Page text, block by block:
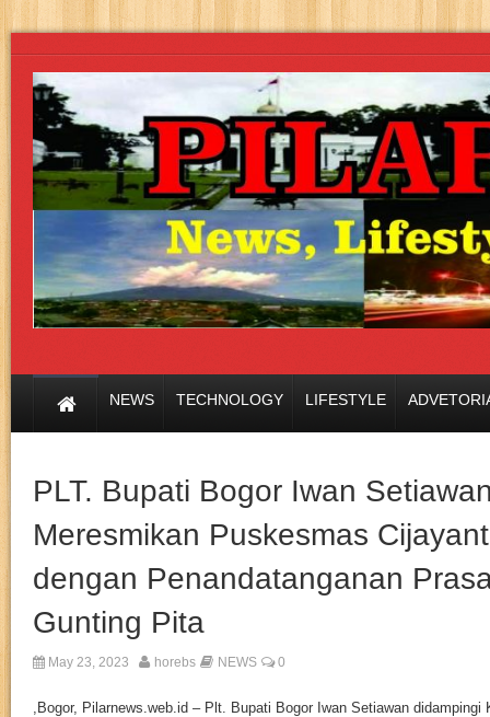
NEWS TECHNOLOGY LIFESTYLE
PLT. Bupati Bogor Iwan
Meresmikan Puskesmas
dengan Penandatanganan
Gunting Pita
May 23, 2023 horebs NEWS 0
Bogor, Pilarnews.web.id – Plt. Bupati Bogor Iwan Setiawan didampingi